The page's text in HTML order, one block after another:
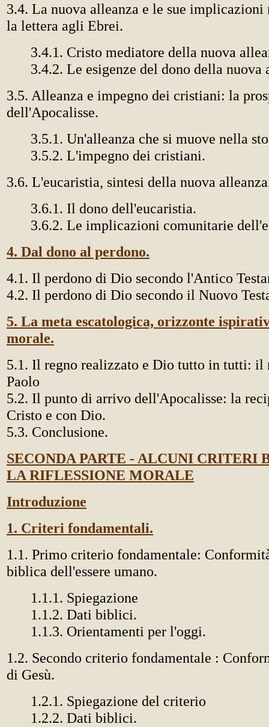
3.4. La nuova alleanza e le sue implicazioni
la lettera agli Ebrei.
3.4.1. Cristo mediatore della nuova
3.4.2. Le esigenze del dono della nuova
3.5. Alleanza e impegno dei cristiani: la
dell'Apocalisse.
3.5.1. Un'alleanza che si muove nella
3.5.2. L'impegno dei cristiani.
3.6. L'eucaristia, sintesi della nuova
3.6.1. Il dono dell'eucaristia.
3.6.2. Le implicazioni comunitarie
4. Dal dono al perdono.
4.1. Il perdono di Dio secondo l'Antico
4.2. Il perdono di Dio secondo il Nuovo
5. La meta escatologica, orizzonte
morale.
5.1. Il regno realizzato e Dio tutto in tutti: il
Paolo
5.2. Il punto di arrivo dell'Apocalisse: la
Cristo e con Dio.
5.3. Conclusione.
SECONDA PARTE - ALCUNI CRITERI
LA RIFLESSIONE MORALE
Introduzione
1. Criteri fondamentali.
1.1. Primo criterio fondamentale:
biblica dell'essere umano.
1.1.1. Spiegazione
1.1.2. Dati biblici.
1.1.3. Orientamenti per l'oggi.
1.2. Secondo criterio fondamentale :
di Gesù.
1.2.1. Spiegazione del criterio
1.2.2. Dati biblici.